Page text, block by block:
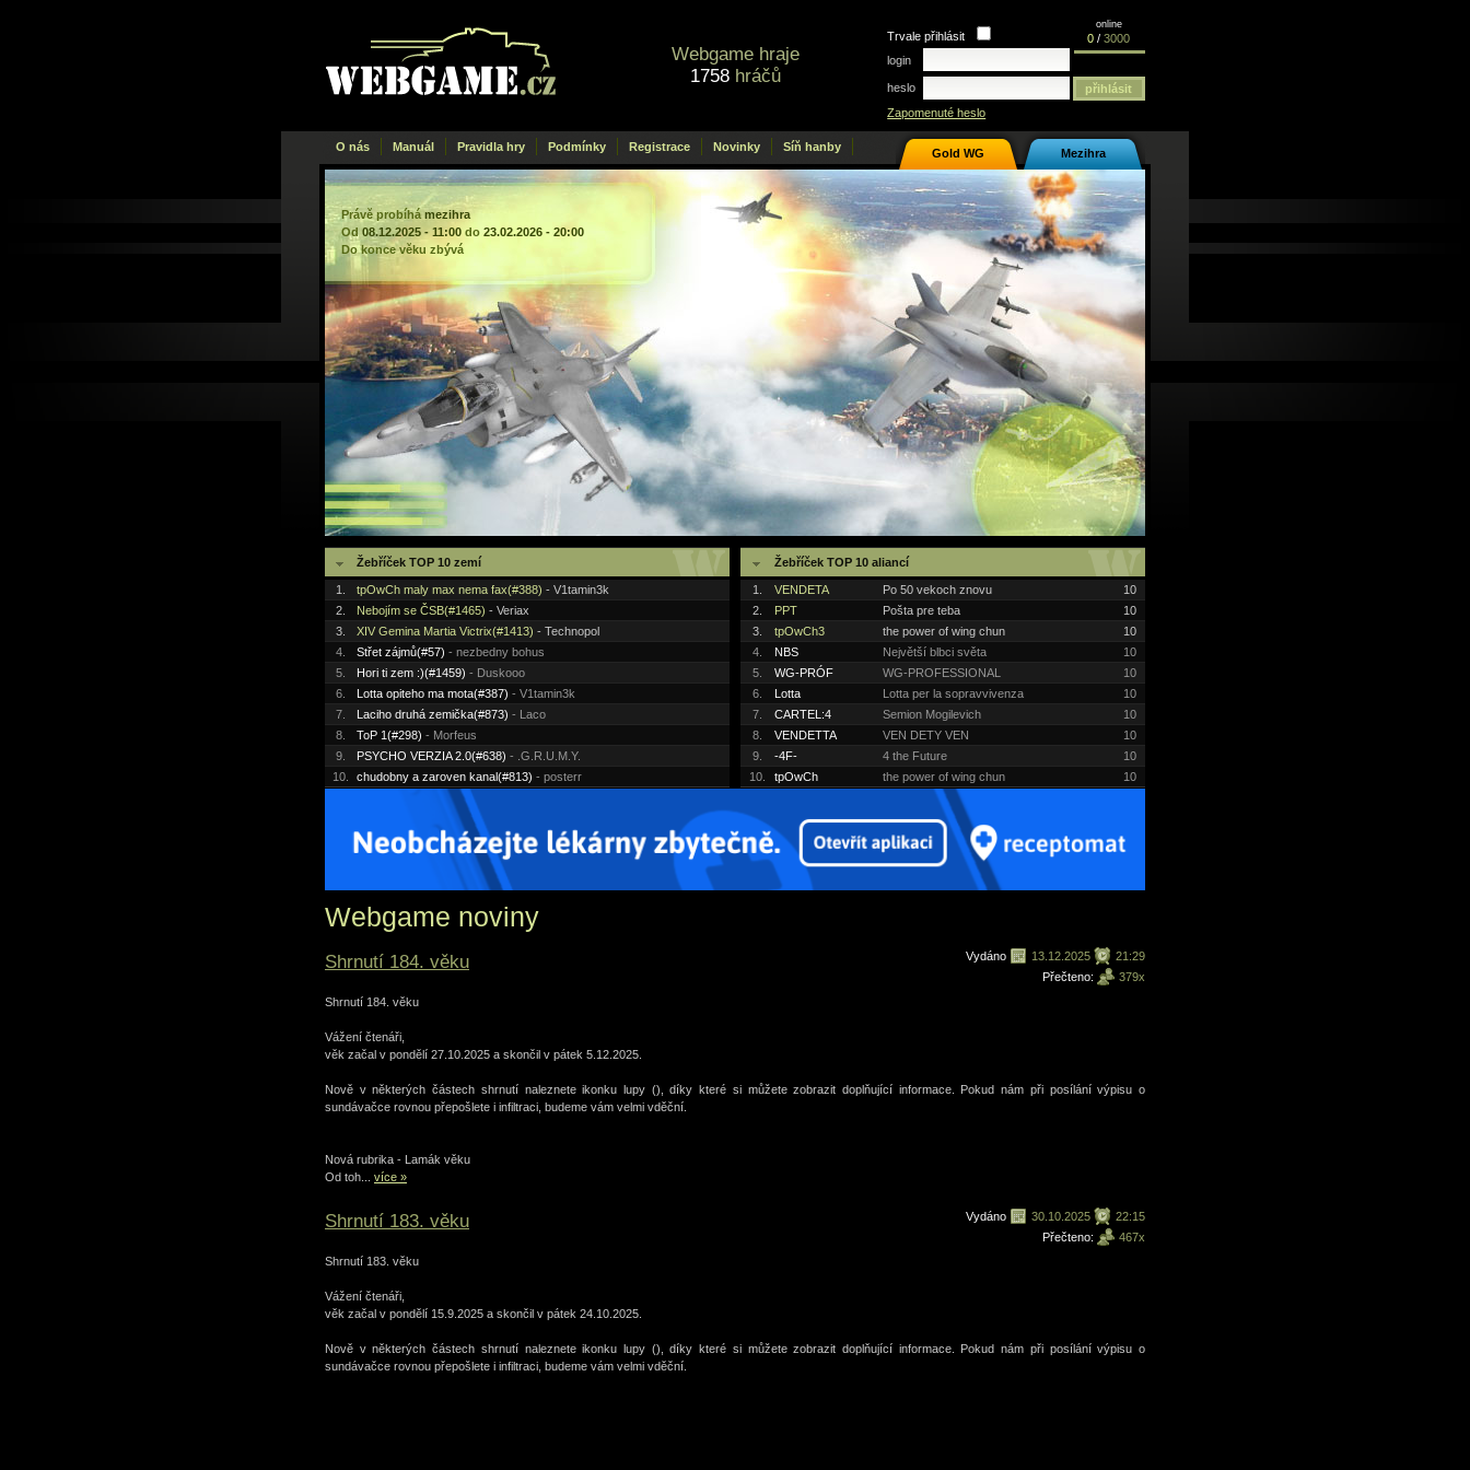
Webgame.cz
Webgame hraje
1758hráčů
Trvale přihlásit
online
0 /3000
login
heslo
Zapomenuté heslo
O nás Manuál Pravidla hry Podmínky Registrace Novinky Síň hanby Mezihra
Gold WG
Právě probíhá mezihra
Od 08.12.2025 - 11:00 do 23.02.2026 - 20:00
Do konce věku zbývá
Žebříček TOP 10 zemí
1. tpOwCh maly max nema fax(#388) - V1tamin3k
2.
Nebojím se ČSB(#1465) - Veriax
3.
XIV Gemina Martia Victrix(#1413) - Technopol
4.
Střet zájmů(#57) - nezbedny bohus
5.
Hori ti zem :)(#1459) - Duskooo
6.
Lotta opiteho ma mota(#387) - V1tamin3k
7.
Laciho druhá zemička(#873) - Laco
8.
ToP 1(#298) - Morfeus
9.
PSYCHO VERZIA 2.0(#638) - .G.R.U.M.Y.
10.
chudobny a zaroven kanal(#813) - posterr
Žebříček TOP 10 aliancí
1. VENDETA Po 50 vekoch znovu
10
2.
PPT Pošta pre teba
10
3.
tpOwCh3 the power of wing chun
10
4.
NBS Největší blbci světa
10
5.
WG-PRÓF WG-PROFESSIONAL
10
6.
Lotta Lotta per la sopravvivenza
10
7.
CARTEL:4 Semion Mogilevich
10
8.
VENDETTA VEN DETY VEN
10
9.
-4F- 4 the Future
10
10.
tpOwCh the power of wing chun 10
Webgame noviny
Shrnutí 184. věku Vydáno 13.12.2025
21:29
Přečteno:
379x
Shrnutí 184. věku
Vážení čtenáři,
věk začal v pondělí 27.10.2025 a skončil v pátek 5.12.2025.
Nově v některých částech shrnutí naleznete ikonku lupy (), díky které si můžete zobrazit doplňující informace. Pokud nám při posílání výpisu o
sundávačce rovnou přepošlete i infiltraci, budeme vám velmi vděční.
Nová rubrika - Lamák věku
Od toh... více »
Shrnutí 183. věku Vydáno 30.10.2025
22:15
Přečteno:
467x
Shrnutí 183. věku
Vážení čtenáři,
věk začal v pondělí 15.9.2025 a skončil v pátek 24.10.2025.
Nově v některých částech shrnutí naleznete ikonku lupy (), díky které si můžete zobrazit doplňující informace. Pokud nám při posílání výpisu o
sundávačce rovnou přepošlete i infiltraci, budeme vám velmi vděční.